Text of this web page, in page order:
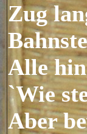
Zug
Alle
`Wie
Aber